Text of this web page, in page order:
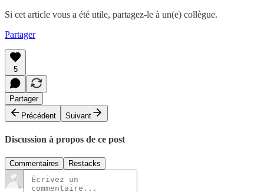
Si cet article vous a été utile, partagez-le à un(e) collègue.
Partager
5
Partager
Précédent
Suivant
Discussion à propos de ce post
Commentaires Restacks